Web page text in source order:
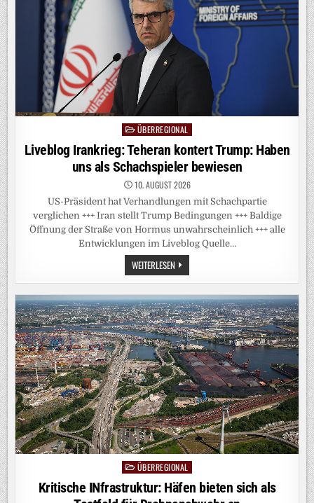
TEHERAN?
Posted
in
ÜBERREGIONAL
Liveblog Irankrieg: Teheran kontert Trump: Haben
uns als Schachspieler bewiesen
10. AUGUST 2026
US-Präsident hat Verhandlungen mit Schachpartie
verglichen +++ Iran stellt Trump Bedingungen +++ Baldige
Öffnung der Straße von Hormus unwahrscheinlich +++ alle
Entwicklungen im Liveblog Quelle…
WEITERLESEN LIVEBLOG
IRANKRIEG:
TEHERAN
TRUMP:
HABEN
UNS
ALS
SCHACHSPIELER
BEWIESEN
PostedÜBERREGIONAL
Kritische INfrastruktur: Häfen bieten sich als